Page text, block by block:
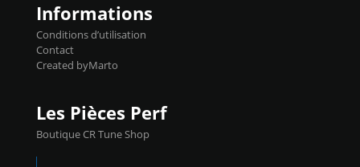
Informations
Conditions d’utilisation
Contact
Created byMarto
Les Pièces Perf
Boutique CR Tune Shop